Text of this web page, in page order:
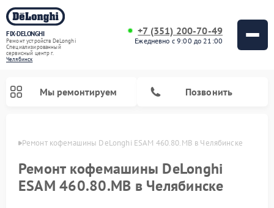
FIX-DELONGHI
Ремонт устройств DeLonghi
Специализированный
cервисный центр г.
Челябинск
+7 (351) 200-70-49
Ежедневно с 9:00 до 21:00
Мы ремонтируем Позвонить
Ремонт кофемашины DeLonghi ESAM 460.80.MB в Челябинске
Ремонт кофемашины DeLonghi
ESAM 460.80.MB в Челябинске